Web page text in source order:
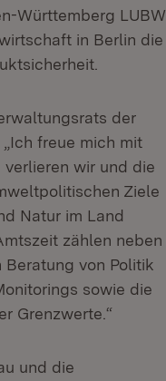
Württemberg LUBW
in Berlin die
der
freue mich mit
wir und die
Ziele
Natur im Land
zählen neben
von Politik
sowie die
Grenzwerte.“
und die